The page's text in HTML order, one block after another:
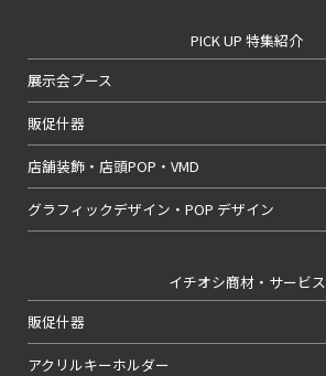
PICK UP 特集紹介
展示会ブース
販促什器
店舗装飾・店頭POP・VMD
グラフィックデザイン・POP デザイン
イチオシ商材・サービス
販促什器
アクリルキーホルダー